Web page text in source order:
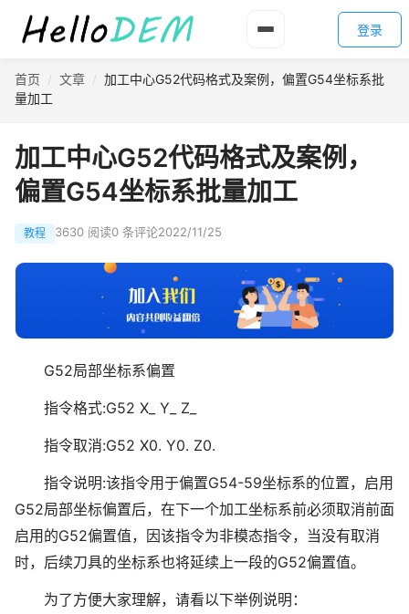
登录
首页 / 文章 / 加工中心G52代码格式及案例，偏置G54坐标系批
量加工
加工中心G52代码格式及案例，
偏置G54坐标系批量加工
教程 3630 阅读0 条评论2022/11/25
G52局部坐标系偏置
指令格式:G52 X_ Y_ Z_
指令取消:G52 X0. Y0. Z0.
指令说明:该指令用于偏置G54-59坐标系的位置，启用
G52局部坐标偏置后，在下一个加工坐标系前必须取消前面
启用的G52偏置值，因该指令为非模态指令，当没有取消
时，后续刀具的坐标系也将延续上一段的G52偏置值。
为了方便大家理解，请看以下举例说明：